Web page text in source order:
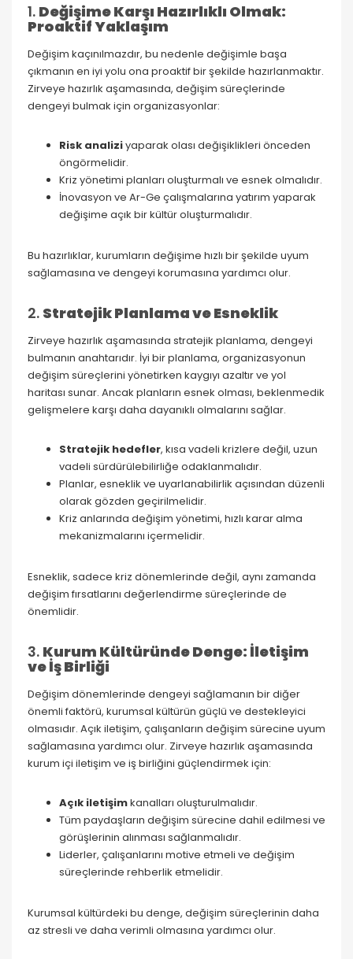
1. Değişime Karşı Hazırlıklı Olmak:
Proaktif Yaklaşım
Değişim kaçınılmazdır, bu nedenle değişimle başa
çıkmanın en iyi yolu ona proaktif bir şekilde hazırlanmaktır.
Zirveye hazırlık aşamasında, değişim süreçlerinde
dengeyi bulmak için organizasyonlar:
Risk analiziyaparak olası değişiklikleri önceden
öngörmelidir.
Kriz yönetimi planları oluşturmalı ve esnek olmalıdır.
İnovasyon ve Ar-Ge çalışmalarına yatırım yaparak
değişime açık bir kültür oluşturmalıdır.
Bu hazırlıklar, kurumların değişime hızlı bir şekilde uyum
sağlamasına ve dengeyi korumasına yardımcı olur.
2. Stratejik Planlama ve Esneklik
Zirveye hazırlık aşamasında stratejik planlama, dengeyi
bulmanın anahtarıdır. İyi bir planlama, organizasyonun
değişim süreçlerini yönetirken kaygıyı azaltır ve yol
haritası sunar. Ancak planların esnek olması, beklenmedik
gelişmelere karşı daha dayanıklı olmalarını sağlar.
Stratejik hedefler, kısa vadeli krizlere değil, uzun
vadeli sürdürülebilirliğe odaklanmalıdır.
Planlar, esneklik ve uyarlanabilirlik açısından düzenli
olarak gözden geçirilmelidir.
Kriz anlarında değişim yönetimi, hızlı karar alma
mekanizmalarını içermelidir.
Esneklik, sadece kriz dönemlerinde değil, aynı zamanda
değişim fırsatlarını değerlendirme süreçlerinde de
önemlidir.
3. Kurum Kültüründe Denge: İletişim
ve İş Birliği
Değişim dönemlerinde dengeyi sağlamanın bir diğer
önemli faktörü, kurumsal kültürün güçlü ve destekleyici
olmasıdır. Açık iletişim, çalışanların değişim sürecine uyum
sağlamasına yardımcı olur. Zirveye hazırlık aşamasında
kurum içi iletişim ve iş birliğini güçlendirmek için:
Açık iletişimkanalları oluşturulmalıdır.
Tüm paydaşların değişim sürecine dahil edilmesi ve
görüşlerinin alınması sağlanmalıdır.
Liderler, çalışanlarını motive etmeli ve değişim
süreçlerinde rehberlik etmelidir.
Kurumsal kültürdeki bu denge, değişim süreçlerinin daha
az stresli ve daha verimli olmasına yardımcı olur.